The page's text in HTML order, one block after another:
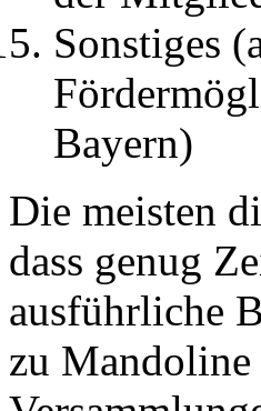
Sonstiges
Bayern)
Die meisten
dass genug
ausführliche
zu Mandoline